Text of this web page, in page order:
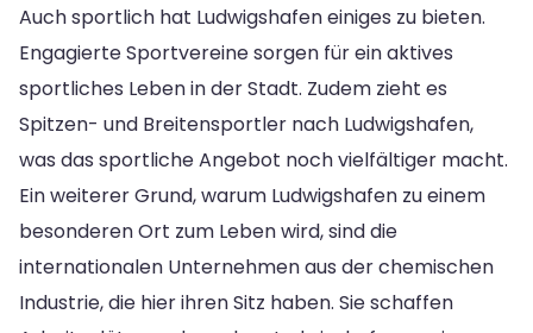
Auch sportlich hat Ludwigshafen einiges zu bieten.
Engagierte Sportvereine sorgen für ein aktives
sportliches Leben in der Stadt. Zudem zieht es
Spitzen- und Breitensportler nach Ludwigshafen,
was das sportliche Angebot noch vielfältiger macht.
Ein weiterer Grund, warum Ludwigshafen zu einem
besonderen Ort zum Leben wird, sind die
internationalen Unternehmen aus der chemischen
Industrie, die hier ihren Sitz haben. Sie schaffen